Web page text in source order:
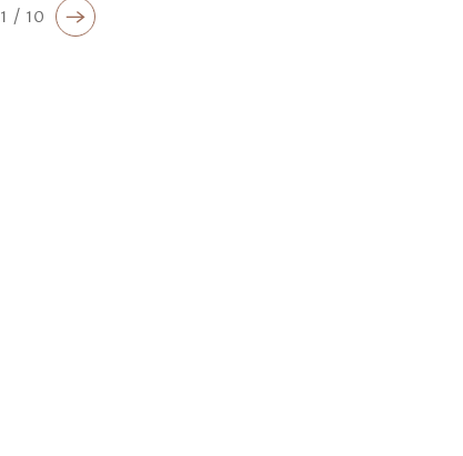
1 / 10